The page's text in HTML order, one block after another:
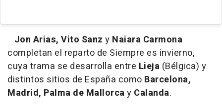
Jon Arias, Vito Sanz y Naiara Carmona
completan el reparto de Siempre es invierno,
cuya trama se desarrolla entre Lieja (Bélgica) y
distintos sitios de España como Barcelona,
Madrid, Palma de Mallorcay Calanda.